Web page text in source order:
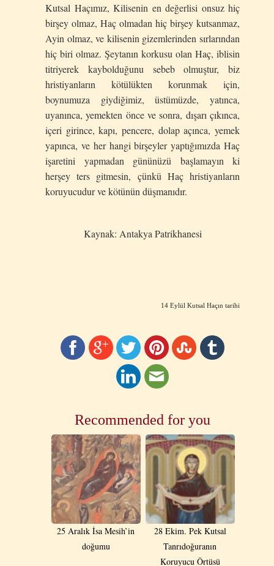
Kutsal Haçımız, Kilisenin en değerlisi onsuz hiç
birşey olmaz, Haç olmadan hiç birşey kutsanmaz,
Ayin olmaz, ve kilisenin gizemlerinden sırlarından
hiç biri olmaz. Şeytanın korkusu olan Haç, iblisin
titriyerek kaybolduğunu sebeb olmuştur, biz
hristiyanların kötülükten korunmak için,
boynumuza giydiğimiz, üstümüzde, yatınca,
uyanınca, yemekten önce ve sonra, dışarı çıkınca,
içeri girince, kapı, pencere, dolap açınca, yemek
yapınca, ve her hangi birşeyler yaptığımızda Haç
işaretini yapmadan gününüzü başlamayın ki
herşey ters gitmesin, çünkü Haç hristiyanların
koruyucudur ve kötünün düşmanıdır.
Kaynak: Antakya Patrikhanesi
14 Eylül Kutsal Haçın tarihi
Recommended for you
25 Aralık İsa Mesih’in
doğumu
28 Ekim. Pek Kutsal
Tanrıdoğuranın
Koruyucu Örtüsü